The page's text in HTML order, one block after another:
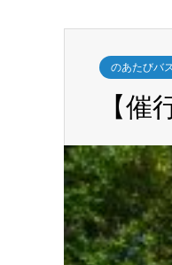
のあたびバ
【